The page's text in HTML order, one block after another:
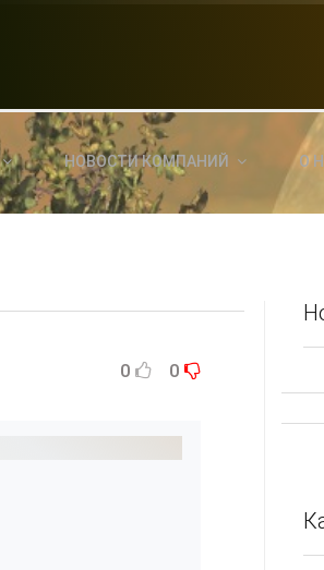
КАК С НАМИ
Eltaro-Vrn.ru
НОВОСТИ КОМПАНИЙ О
0 0